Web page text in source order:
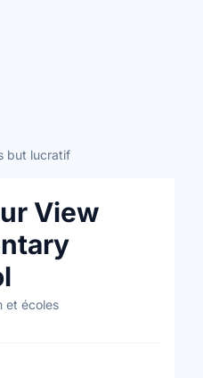
but lucratif
View
et écoles